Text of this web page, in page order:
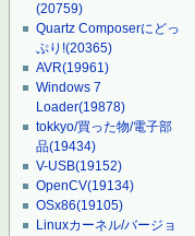
(20759)
Quartz Composerにどっ
ぷり!(20365)
AVR(19961)
Windows 7
Loader(19878)
tokkyo/買った物/電子部
品(19434)
V-USB(19152)
OpenCV(19134)
OSx86(19105)
Linuxカーネル/バージョ